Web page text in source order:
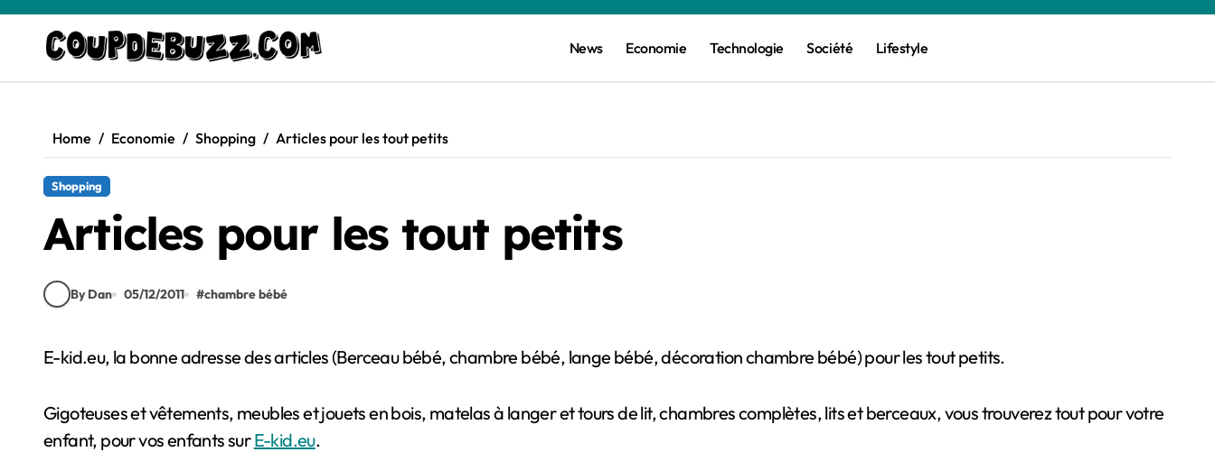
content
News Economie Technologie Société Lifestyle
Home Economie Shopping Articles pour les tout petits
Shopping
Articles pour les tout petits
By Dan 05/12/2011 #chambre bébé
E-kid.eu, la bonne adresse des articles (Berceau bébé, chambre bébé, lange bébé, décoration chambre bébé) pour les tout petits.
Gigoteuses et vêtements, meubles et jouets en bois, matelas à langer et tours de lit, chambres complètes, lits et berceaux, vous trouverez tout pour votre
enfant, pour vos enfants surE-kid.eu.